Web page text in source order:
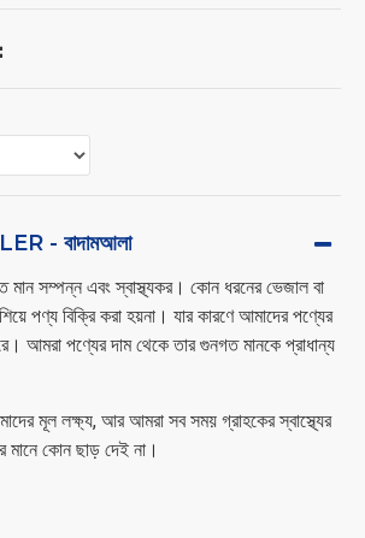
- বাদামআলা
সম্পন্ন এবং স্বাস্থ্যকর। কোন ধরনের ভেজাল বা
পণ্য বিক্রি করা হয়না। যার কারণে আমাদের পণ্যের
আমরা পণ্যের দাম থেকে তার গুনগত মানকে প্রাধান্য
মূল লক্ষ্য, আর আমরা সব সময় গ্রাহকের স্বাস্থ্যের
মানে কোন ছাড় দেই না।